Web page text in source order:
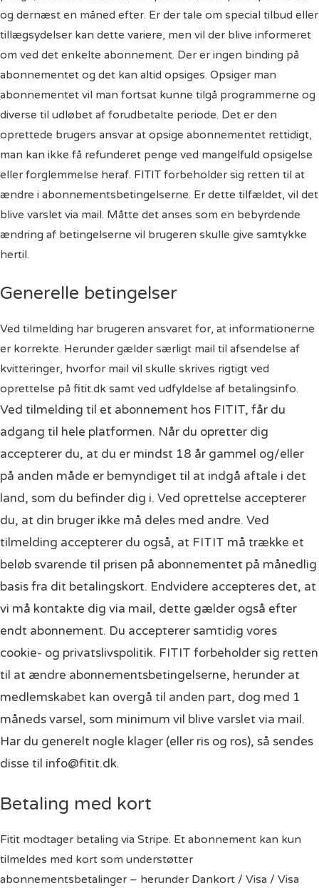
og dernæst en måned efter. Er der tale om special tilbud eller
tillægsydelser kan dette variere, men vil der blive informeret
om ved det enkelte abonnement. Der er ingen binding på
abonnementet og det kan altid opsiges. Opsiger man
abonnementet vil man fortsat kunne tilgå programmerne og
diverse til udløbet af forudbetalte periode. Det er den
oprettede brugers ansvar at opsige abonnementet rettidigt,
man kan ikke få refunderet penge ved mangelfuld opsigelse
eller forglemmelse heraf. FITIT forbeholder sig retten til at
ændre i abonnementsbetingelserne. Er dette tilfældet, vil det
blive varslet via mail. Måtte det anses som en bebyrdende
ændring af betingelserne vil brugeren skulle give samtykke
hertil.
Generelle betingelser
Ved tilmelding har brugeren ansvaret for, at informationerne
er korrekte. Herunder gælder særligt mail til afsendelse af
kvitteringer, hvorfor mail vil skulle skrives rigtigt ved
oprettelse på fitit.dk samt ved udfyldelse af betalingsinfo.
Ved tilmelding til et abonnement hos FITIT, får du
adgang til hele platformen. Når du opretter dig
accepterer du, at du er mindst 18 år gammel og/eller
på anden måde er bemyndiget til at indgå aftale i det
land, som du befinder dig i. Ved oprettelse accepterer
du, at din bruger ikke må deles med andre. Ved
tilmelding accepterer du også, at FITIT må trække et
beløb svarende til prisen på abonnementet på månedlig
basis fra dit betalingskort. Endvidere accepteres det, at
vi må kontakte dig via mail, dette gælder også efter
endt abonnement. Du accepterer samtidig vores
cookie- og privatslivspolitik. FITIT forbeholder sig retten
til at ændre abonnementsbetingelserne, herunder at
medlemskabet kan overgå til anden part, dog med 1
måneds varsel, som minimum vil blive varslet via mail.
Har du generelt nogle klager (eller ris og ros), så sendes
disse til info@fitit.dk.
Betaling med kort
Fitit modtager betaling via Stripe. Et abonnement kan kun
tilmeldes med kort som understøtter
abonnementsbetalinger – herunder Dankort / Visa / Visa